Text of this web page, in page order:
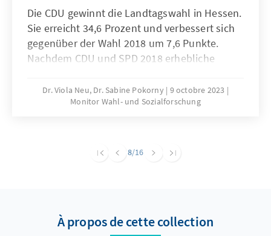
Die CDU gewinnt die Landtagswahl in Hessen.
Sie erreicht 34,6 Prozent und verbessert sich
gegenüber der Wahl 2018 um 7,6 Punkte.
Nachdem CDU und SPD 2018 erhebliche
CDU nun erholt, während die SPD weiter
verloren hat. Sie ist mit 15,1 Prozent nur noch
Grünen verlieren deutlich und erreichen 14,8
Dr. Viola Neu, Dr. Sabine Pokorny 9 octobre 2023
Monitor Wahl- und Sozialforschung
8/16
À propos de cette collection